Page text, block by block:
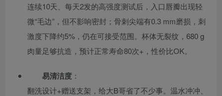
连续10天、每天2发的高强度测试后，入口唇瓣出现轻
微“毛边”，但不影响密封；骨刺尖端有0.3 mm磨损，刺
激度下降约5%，仍在可接受范围。杯体无裂纹，680 g
肉量足够抗造，预计正常寿命80次+，性价比OK。
易清洁度 ：
翻洗设计+赠送支架，给大B哥省了不少事。温水冲冲、